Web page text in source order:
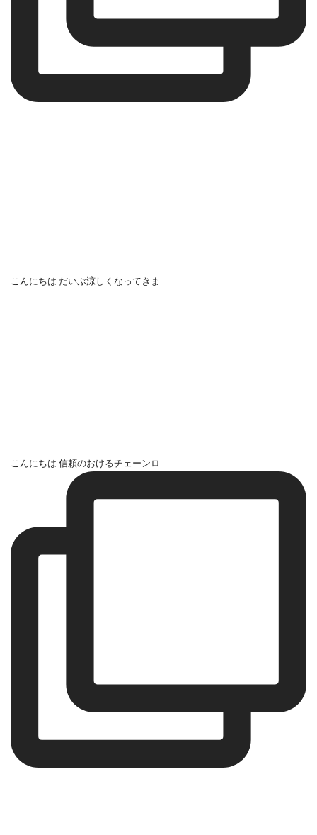
こんにちは だいぶ涼しくなってきま
こんにちは 信頼のおけるチェーンロ